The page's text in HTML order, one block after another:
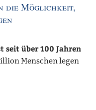
die Möglichkeit,
seit über 100 Jahren
Menschen legen